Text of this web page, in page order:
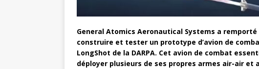
General Atomics Aeronautical Systems a
construire et tester un prototype d’avion de
LongShot de la DARPA. Cet avion de combat
déployer plusieurs de ses propres armes air-air